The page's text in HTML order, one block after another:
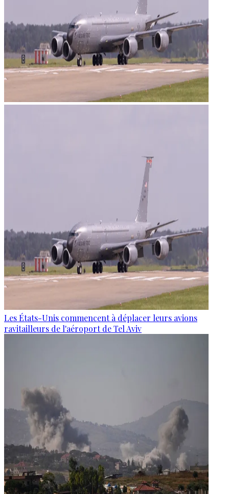
Les États-Unis commencent à déplacer leurs avions
ravitailleurs de l'aéroport de Tel Aviv